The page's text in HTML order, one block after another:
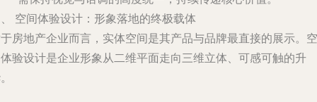
空间体验设计：形象落地的终极载体
房地产企业而言，实体空间是其产品与品牌最直接的展示。空
验设计是企业形象从二维平面走向三维立体、可感可触的升